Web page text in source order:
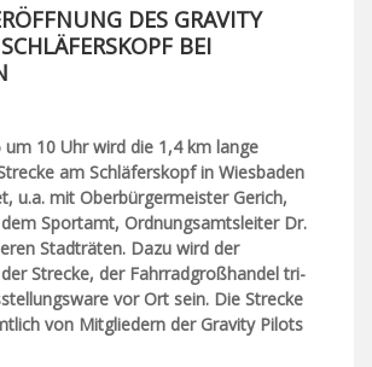
DES GRAVITY
BEI
um 10 Uhr wird die 1,4 km lange
am Schläferskopf in Wiesbaden
u.a. mit Oberbürgermeister Gerich,
Sportamt, Ordnungsamtsleiter Dr.
Stadträten. Dazu wird der
Strecke, der Fahrradgroßhandel tri-
vor Ort sein. Die Strecke
von Mitgliedern der Gravity Pilots